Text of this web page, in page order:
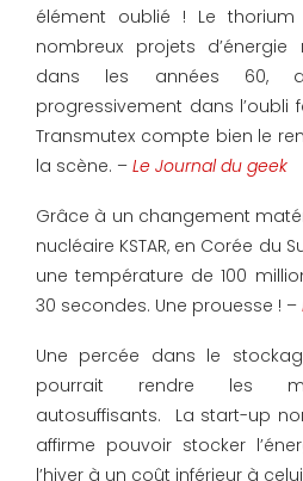
élément oublié ! Le
nombreux projets d’énergie
dans les années 60,
progressivement dans l’oubli
Transmutex compte bien le
la scène. – Le Journal du geek
Grâce à un changement
nucléaire KSTAR, en Corée du
une température de 100
30 secondes. Une prouesse ! –
Une percée dans le
pourrait rendre les
autosuffisants. La start-up
affirme pouvoir stocker
l’hiver à un coût inférieur à